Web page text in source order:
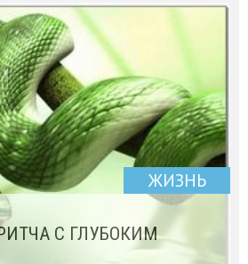
ЖИЗНЬ
С ГЛУБОКИМ